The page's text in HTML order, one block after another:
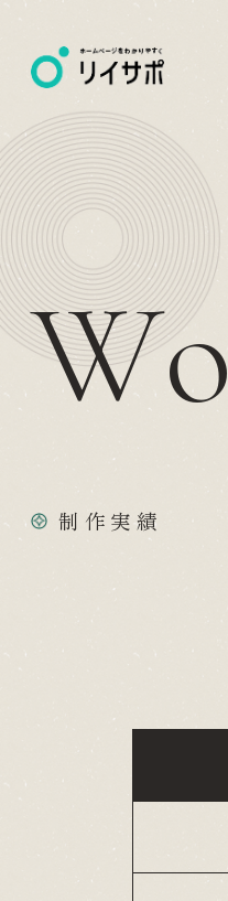
Wo
制作実績